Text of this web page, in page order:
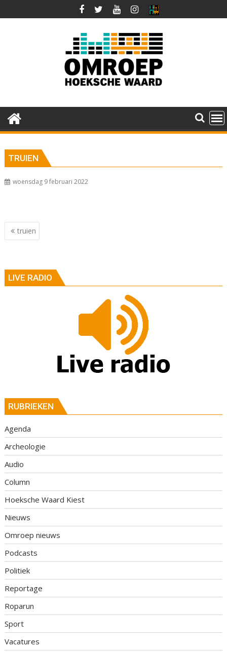
naar
TRUIEN
woensdag 9 februari 2022
Berichtnavigatie
truien
LIVE RADIO
RUBRIEKEN
Agenda
Archeologie
Audio
Column
Hoeksche Waard Kiest
Nieuws
Omroep nieuws
Podcasts
Politiek
Reportage
Roparun
Sport
Vacatures